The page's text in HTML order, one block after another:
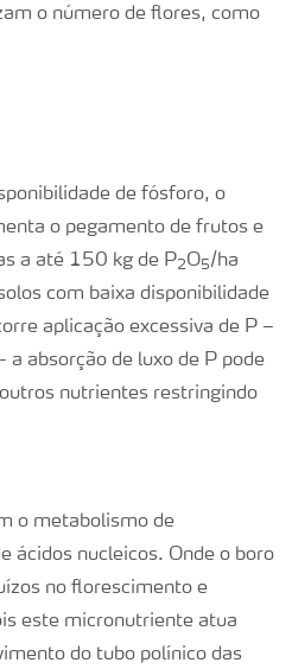
o número de flores, como
de fósforo, o
o pegamento de frutos e
a até 150 kg de P2O5/ha
com baixa disponibilidade
aplicação excessiva de P –
a absorção de luxo de P pode
nutrientes restringindo
o metabolismo de
ácidos nucleicos. Onde o boro
no florescimento e
este micronutriente atua
do tubo polínico das